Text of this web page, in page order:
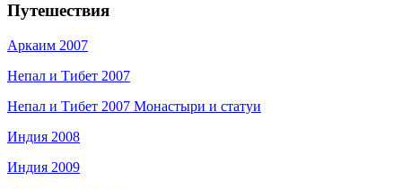
Путешествия
Аркаим 2007
Непал и Тибет 2007
Непал и Тибет 2007 Монастыри и статуи
Индия 2008
Индия 2009